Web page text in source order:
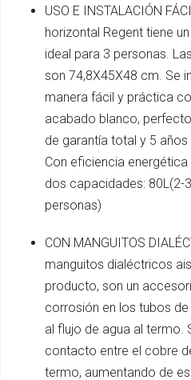
USO E INSTALACIÓN
horizontal Regent tiene
ideal para 3 personas.
son 74,8X45X48 cm. Se
manera fácil y práctica
acabado blanco,
de garantía total y 5
Con eficiencia
dos capacidades: 80L(2-
personas)
CON MANGUITOS
manguitos dialéctricos
producto, son un
corrosión en los tubos
al flujo de agua al termo.
contacto entre el cobre
termo, aumentando de